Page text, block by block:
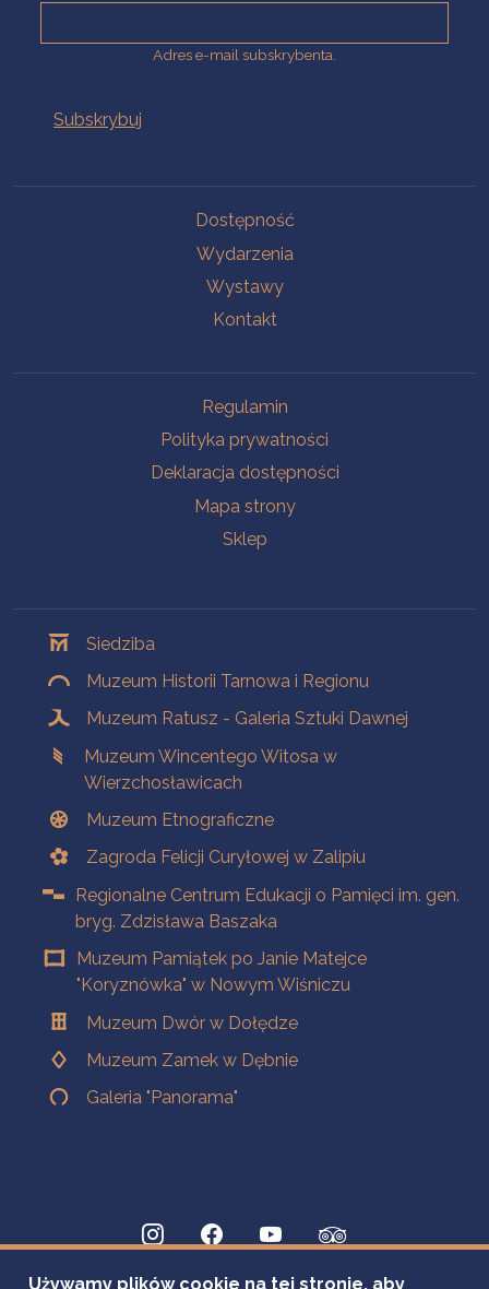
Adres e-mail subskrybenta.
Dostępność
Wydarzenia
Wystawy
Kontakt
Regulamin
Polityka prywatności
Deklaracja dostępności
Mapa strony
Sklep
Siedziba
Muzeum Historii Tarnowa i Regionu
Muzeum Ratusz - Galeria Sztuki Dawnej
Muzeum Wincentego Witosa w
Wierzchosławicach
Muzeum Etnograficzne
Zagroda Felicji Curyłowej w Zalipiu
Regionalne Centrum Edukacji o Pamięci im. gen.
bryg. Zdzisława Baszaka
Muzeum Pamiątek po Janie Matejce
"Koryznówka" w Nowym Wiśniczu
Muzeum Dwór w Dołędze
Muzeum Zamek w Dębnie
Galeria "Panorama"
Używamy plików cookie na tej stronie, aby